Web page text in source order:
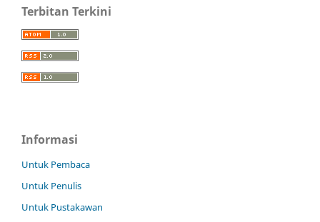
Terbitan Terkini
Informasi
Untuk Pembaca
Untuk Penulis
Untuk Pustakawan